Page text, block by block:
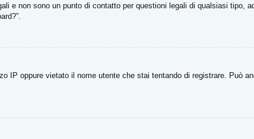
e non sono un punto di contatto per questioni legali di qualsiasi tipo,
IP oppure vietato il nome utente che stai tentando di registrare. Può